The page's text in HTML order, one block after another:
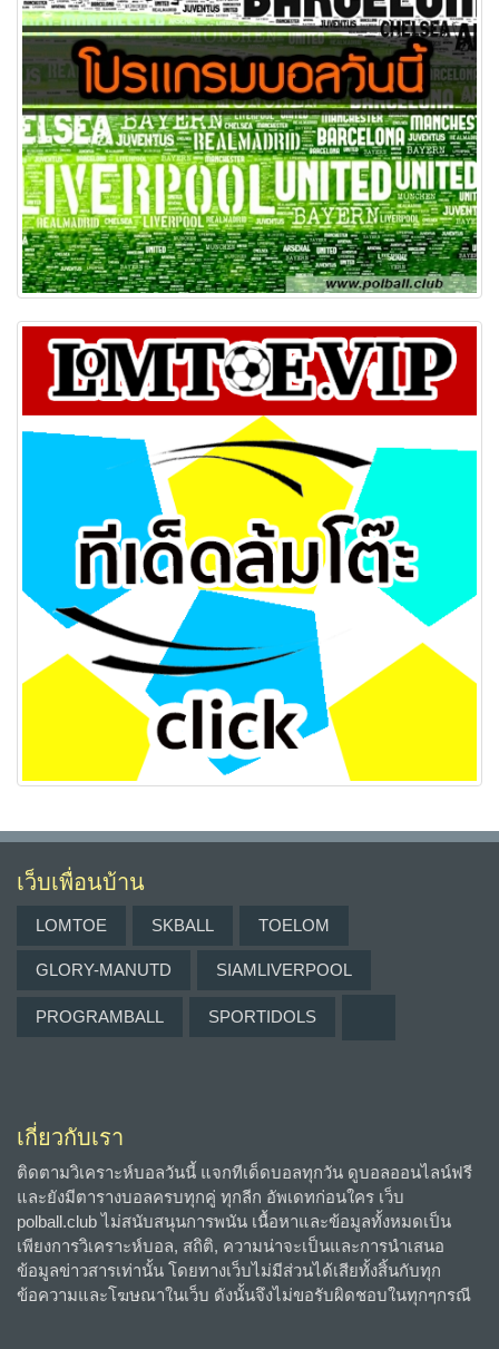
เว็บเพื่อนบ้าน
LOMTOE SKBALL TOELOM
GLORY-MANUTD SIAMLIVERPOOL
PROGRAMBALL SPORTIDOLS
เกี่ยวกับเรา
ติดตามวิเคราะห์บอลวันนี้ แจกทีเด็ดบอลทุกวัน ดูบอลออนไลน์ฟรี
และยังมีตารางบอลครบทุกคู่ ทุกลีก อัพเดทก่อนใคร เว็บ
polball.club ไม่สนับสนุนการพนัน เนื้อหาและข้อมูลทั้งหมดเป็น
เพียงการวิเคราะห์บอล, สถิติ, ความน่าจะเป็นและการนำเสนอ
ข้อมูลข่าวสารเท่านั้น โดยทางเว็บไม่มีส่วนได้เสียทั้งสิ้นกับทุก
ข้อความและโฆษณาในเว็บ ดังนั้นจึงไม่ขอรับผิดชอบในทุกๆกรณี